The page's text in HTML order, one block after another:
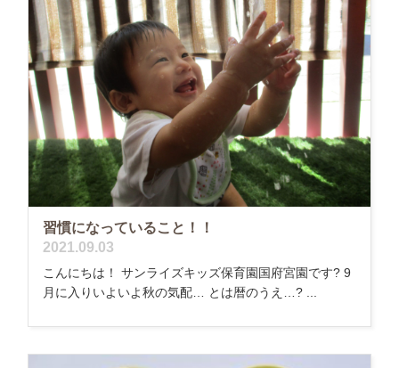
習慣になっていること！！
2021.09.03
こんにちは！ サンライズキッズ保育園国府宮園です? 9
月に入りいよいよ秋の気配… とは暦のうえ…? ...